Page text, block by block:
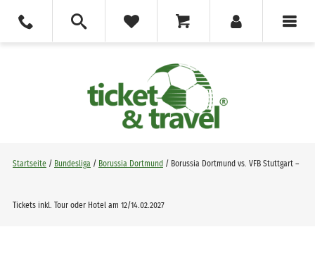
Startseite / Bundesliga / Borussia Dortmund / Borussia Dortmund vs. VFB Stuttgart –
Tickets inkl. Tour oder Hotel am 12/14.02.2027